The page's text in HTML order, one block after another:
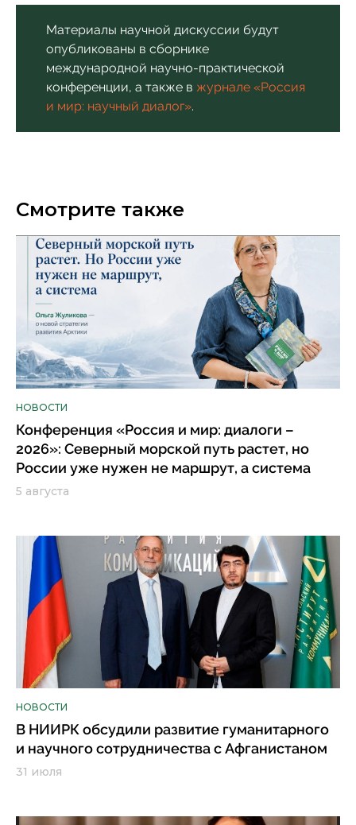
Материалы научной дискуссии будут
опубликованы в сборнике
международной научно-практической
конференции, а также в журнале «Россия
и мир: научный диалог».
Смотрите также
НОВОСТИ
Конференция «Россия и мир: диалоги –
2026»: Северный морской путь растет, но
России уже нужен не маршрут, а система
5 августа
НОВОСТИ
В НИИРК обсудили развитие гуманитарного
и научного сотрудничества с Афганистаном
31 июля